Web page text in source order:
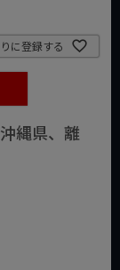
に登録する
縄県、離